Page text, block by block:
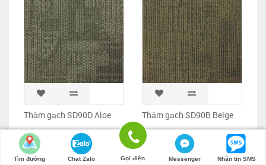
Thảm gạch SD90D Aloe
0đ
Thảm gạch SD90B Beige
0đ
Tìm đường Chat Zalo Gọi điện Messenger Nhắn tin SMS